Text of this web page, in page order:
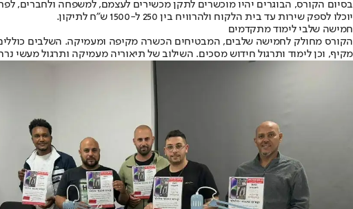
בסיום הקורס, הבוגרים יהיו מוכשרים לתקן מכשירים לעצמם, למשפחה ולחברים,
יוכלו לספק שירות עד בית הלקוח ולהרוויח בין 250 ל-1500 ש”ח לתיקון.
חמישה שלבי לימוד מתקדמים
הקורס מחולק לחמישה שלבים, המבטיחים הכשרה מקיפה ומעמיקה. השלבים
מקיף, וכן לימוד ותרגול חידוש מסכים. השילוב של תיאוריה מעמיקה ותרגול מעשי